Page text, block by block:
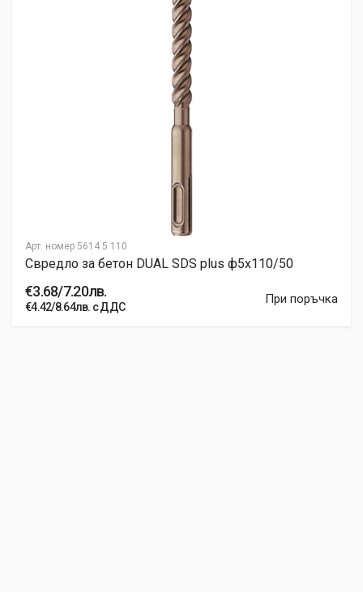
Арт. номер 5614 5 110
Свредло за бетон DUAL SDS plus ф5x110/50
€3.68/7.20лв.
€4.42/8.64лв. с ДДС
При поръчка